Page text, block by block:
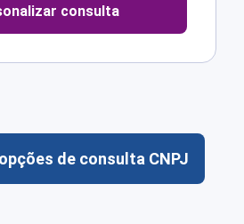
consulta
de consulta CNPJ